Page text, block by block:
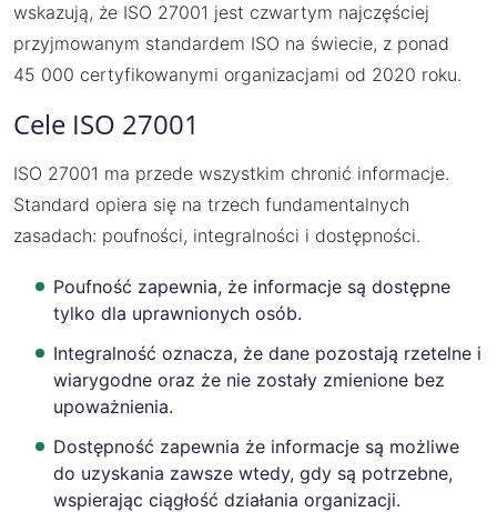
wskazują, że ISO 27001 jest czwartym najczęściej
przyjmowanym standardem ISO na świecie, z ponad
45 000 certyfikowanymi organizacjami od 2020 roku.
Cele ISO 27001
ISO 27001 ma przede wszystkim chronić informacje.
Standard opiera się na trzech fundamentalnych
zasadach: poufności, integralności i dostępności.
Poufność zapewnia, że informacje są dostępne
tylko dla uprawnionych osób.
Integralność oznacza, że dane pozostają rzetelne i
wiarygodne oraz że nie zostały zmienione bez
upoważnienia.
Dostępność zapewnia że informacje są możliwe
do uzyskania zawsze wtedy, gdy są potrzebne,
wspierając ciągłość działania organizacji.